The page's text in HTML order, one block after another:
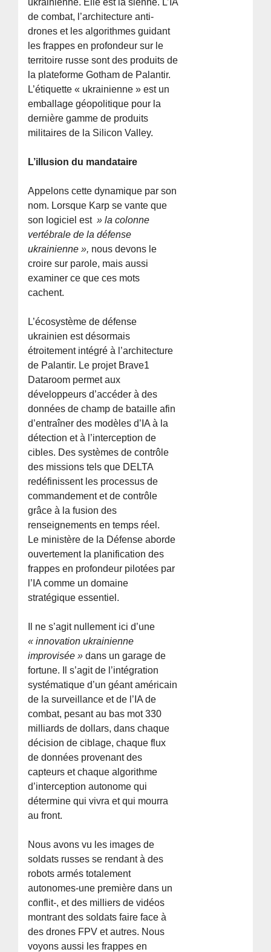
de combat, l’architecture anti-
drones et les algorithmes guidant
les frappes en profondeur sur le
territoire russe sont des produits de
la plateforme Gotham de Palantir.
L’étiquette « ukrainienne » est un
emballage géopolitique pour la
dernière gamme de produits
militaires de la Silicon Valley.
L’illusion du mandataire
Appelons cette dynamique par son
nom. Lorsque Karp se vante que
son logiciel est » la colonne
vertébrale de la défense
ukrainienne », nous devons le
croire sur parole, mais aussi
examiner ce que ces mots
cachent.
L’écosystème de défense
ukrainien est désormais
étroitement intégré à l’architecture
de Palantir. Le projet Brave1
Dataroom permet aux
développeurs d’accéder à des
données de champ de bataille afin
d’entraîner des modèles d’IA à la
détection et à l’interception de
cibles. Des systèmes de contrôle
des missions tels que DELTA
redéfinissent les processus de
commandement et de contrôle
grâce à la fusion des
renseignements en temps réel.
Le ministère de la Défense aborde
ouvertement la planification des
frappes en profondeur pilotées par
l’IA comme un domaine
stratégique essentiel.
Il ne s’agit nullement ici d’une
« innovation ukrainienne
improvisée » dans un garage de
fortune. Il s’agit de l’intégration
systématique d’un géant américain
de la surveillance et de l’IA de
combat, pesant au bas mot 330
milliards de dollars, dans chaque
décision de ciblage, chaque flux
de données provenant des
capteurs et chaque algorithme
d’interception autonome qui
détermine qui vivra et qui mourra
au front.
Nous avons vu les images de
soldats russes se rendant à des
robots armés totalement
autonomes-une première dans un
conflit-, et des milliers de vidéos
montrant des soldats faire face à
des drones FPV et autres. Nous
voyons aussi les frappes en